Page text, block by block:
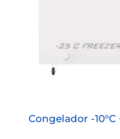
Congelador -10°C